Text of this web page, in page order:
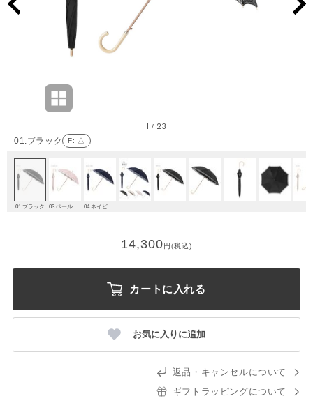
01.ブラック F: △
1 / 23
01.ブラック
14,300円(税込)
カートに入れる
お気に入りに追加
返品・キャンセルについて
ギフトラッピングについて